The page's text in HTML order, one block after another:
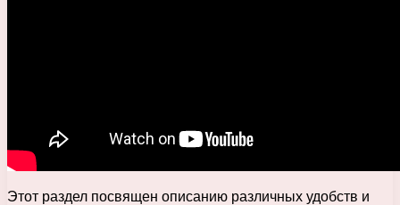
Этот раздел посвящен описанию различных удобств и